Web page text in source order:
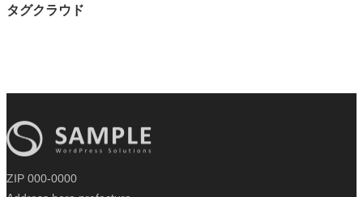
タグクラウド
ZIP 000-0000